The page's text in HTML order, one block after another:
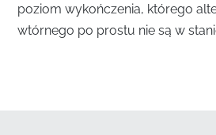
poziom wykończenia, którego
wtórnego po prostu nie są w